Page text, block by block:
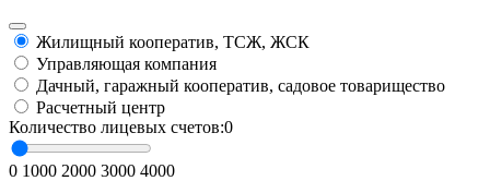
Жилищный кооператив, ТСЖ, ЖСК
Управляющая компания
Дачный, гаражный кооператив, садовое товарищество
Расчетный центр
Количество лицевых счетов:0
0 1000 2000 3000 4000